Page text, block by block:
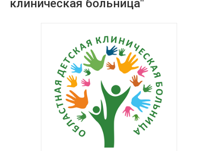
клиническая больница"